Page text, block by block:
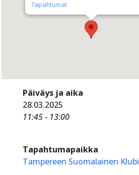
Tapahtumat
Päiväys ja aika
28.03.2025
11:45 - 13:00
Tapahtumapaikka
Tampereen Suomalainen Klubi